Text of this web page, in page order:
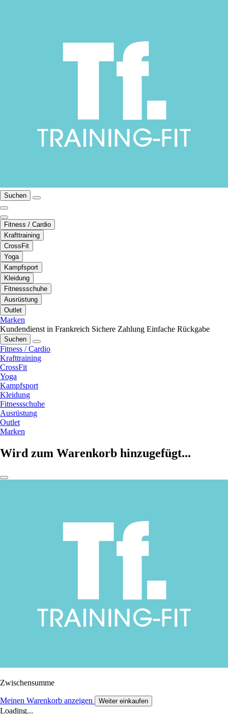
Suchen
Fitness / Cardio
Krafttraining
CrossFit
Yoga
Kampfsport
Kleidung
Fitnessschuhe
Ausrüstung
Outlet
Marken
Kundendienst in Frankreich Sichere Zahlung Einfache Rückgabe
Suchen
Fitness / Cardio
Krafttraining
CrossFit
Yoga
Kampfsport
Kleidung
Fitnessschuhe
Ausrüstung
Outlet
Marken
Wird zum Warenkorb hinzugefügt...
Zwischensumme
Meinen Warenkorb anzeigen Weiter einkaufen
Loading...